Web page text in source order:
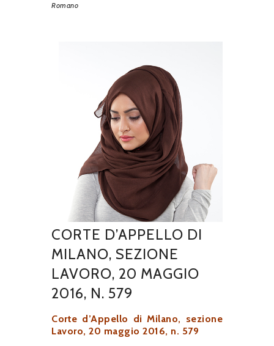
Romano
CORTE D’APPELLO DI
MILANO, SEZIONE
LAVORO, 20 MAGGIO
2016, N. 579
Corte d’Appello di Milano, sezione
Lavoro, 20 maggio 2016, n. 579